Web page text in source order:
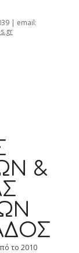
| email:
&
το 2010